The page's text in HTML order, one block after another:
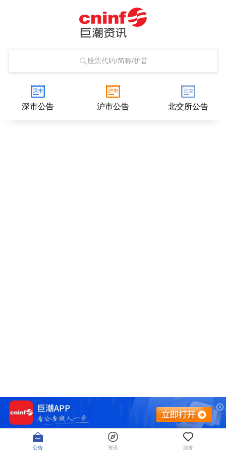
股票代码/简称/拼音
深市公告 沪市公告 北交所公告
公告 资讯 服务